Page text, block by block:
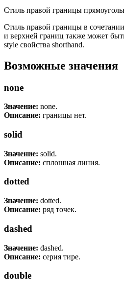
Стиль правой границы
Стиль правой границы в
и верхней границ также может
style свойства shorthand.
Возможные значения
none
Значение: none.
Описание: границы нет.
solid
Значение: solid.
Описание: сплошная линия.
dotted
Значение: dotted.
Описание: ряд точек.
dashed
Значение: dashed.
Описание: серия тире.
double